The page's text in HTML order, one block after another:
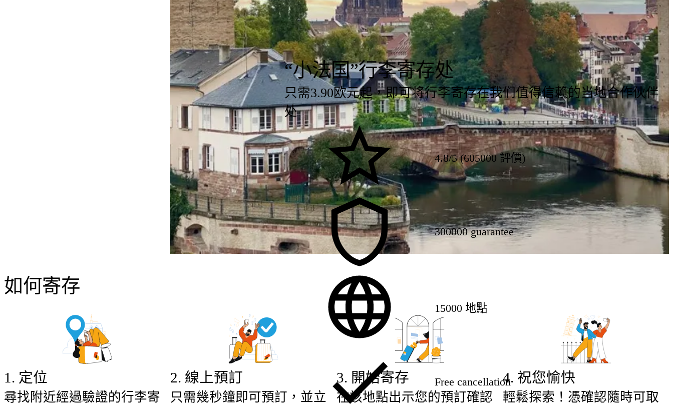
“小法国”行李寄存处
只需3.90欧元起，即可将行李寄存在我们值得信赖的当地合作伙伴
处
4.8/5 (605000 評價)
300000 guarantee
15000 地點
Free cancellation
如何寄存
1 . 定位
尋找附近經過驗證的行李寄
2. 線上預訂
只需幾秒鐘即可預訂，並立
3. 開始寄存
在該地點出示您的預訂確認
4. 祝您愉快
輕鬆探索！憑確認隨時可取